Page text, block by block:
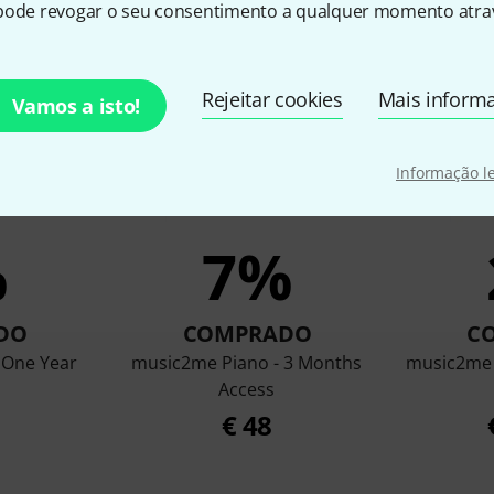
revogar o seu consentimento a qualquer momento
Vamos a isto! Rejeitar cookies Mais
Informação
os clientes que
Year
7%
COMPRADO
music2me Piano - 3 Months
Access
€ 48